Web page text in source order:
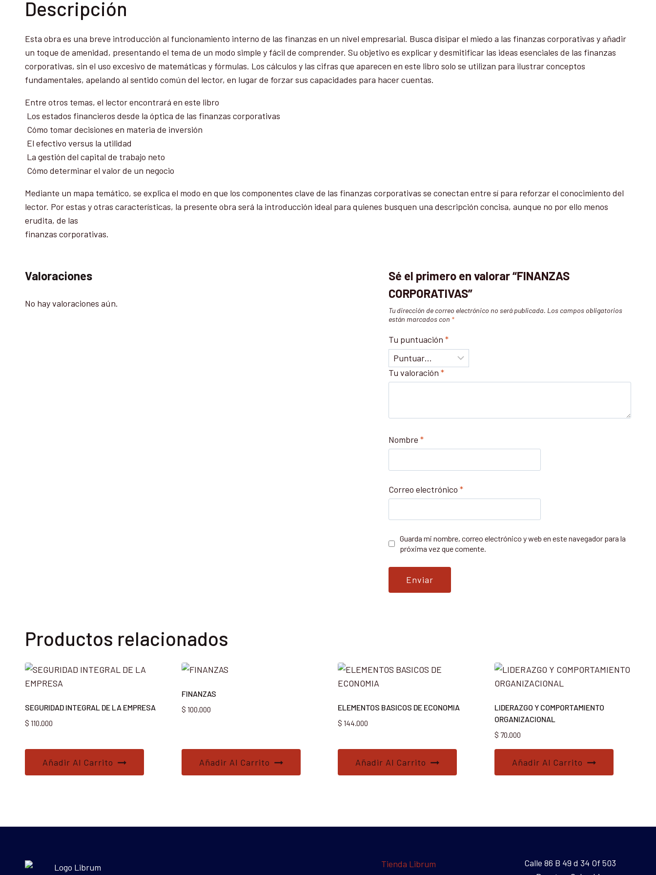
Descripción
Esta obra es una breve introducción al funcionamiento interno de las finanzas en un nivel empresarial. Busca disipar el miedo a las finanzas corporativas y añadir
un toque de amenidad, presentando el tema de un modo simple y fácil de comprender. Su objetivo es explicar y desmitificar las ideas esenciales de las finanzas
corporativas, sin el uso excesivo de matemáticas y fórmulas. Los cálculos y las cifras que aparecen en este libro solo se utilizan para ilustrar conceptos
fundamentales, apelando al sentido común del lector, en lugar de forzar sus capacidades para hacer cuentas.
Entre otros temas, el lector encontrará en este libro
 Los estados financieros desde la óptica de las finanzas corporativas
 Cómo tomar decisiones en materia de inversión
 El efectivo versus la utilidad
 La gestión del capital de trabajo neto
 Cómo determinar el valor de un negocio
Mediante un mapa temático, se explica el modo en que los componentes clave de las finanzas corporativas se conectan entre sí para reforzar el conocimiento del
lector. Por estas y otras características, la presente obra será la introducción ideal para quienes busquen una descripción concisa, aunque no por ello menos
erudita, de las
finanzas corporativas.
Valoraciones
No hay valoraciones aún.
Sé el primero en valorar “FINANZAS
CORPORATIVAS”
Tu dirección de correo electrónico no será publicada. Los campos obligatorios
están marcados con *
Tu puntuación*
Tu valoración*
Nombre*
Correo electrónico*
Guarda mi nombre, correo electrónico y web en este navegador para la
próxima vez que comente.
Productos relacionados
SEGURIDAD INTEGRAL DE LA EMPRESA
$ 110.000
Añadir Al Carrito
FINANZAS
$ 100.000
Añadir Al Carrito
ELEMENTOS BASICOS DE ECONOMIA
$ 144.000
Añadir Al Carrito
LIDERAZGO Y COMPORTAMIENTO
ORGANIZACIONAL
$ 70.000
Añadir Al Carrito
Tienda Librum
Calle 86 B 49 d 34 Of 503